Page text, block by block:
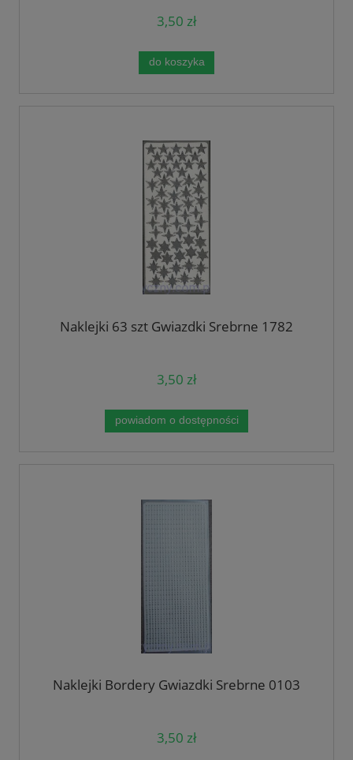
3,50 zł
do koszyka
Naklejki 63 szt Gwiazdki Srebrne 1782
3,50 zł
powiadom o dostępności
Naklejki Bordery Gwiazdki Srebrne 0103
3,50 zł